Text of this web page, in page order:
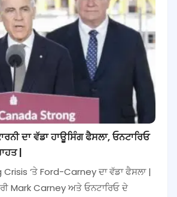
ਦਾ ਵੱਡਾ ਹਾਊਸਿੰਗ ਫੈਸਲਾ, ਓਨਟਾਰਿਓ
|
‘ਤੇ Ford-Carney ਦਾ ਵੱਡਾ ਫੈਸਲਾ |
Mark Carney ਅਤੇ ਓਨਟਾਰਿਓ ਦੇ